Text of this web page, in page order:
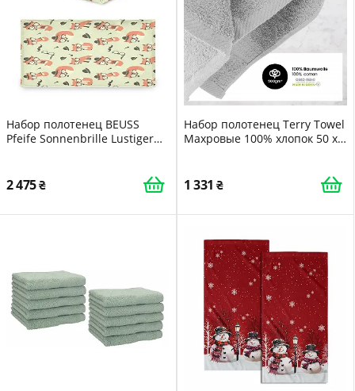
Набор полотенец BEUSS
Pfeife Sonnenbrille Lustiger
рук, 1 салфетка)
2 475
Набор полотенец Terry Towel
Махровые 100% хлопок 50 x
1 331